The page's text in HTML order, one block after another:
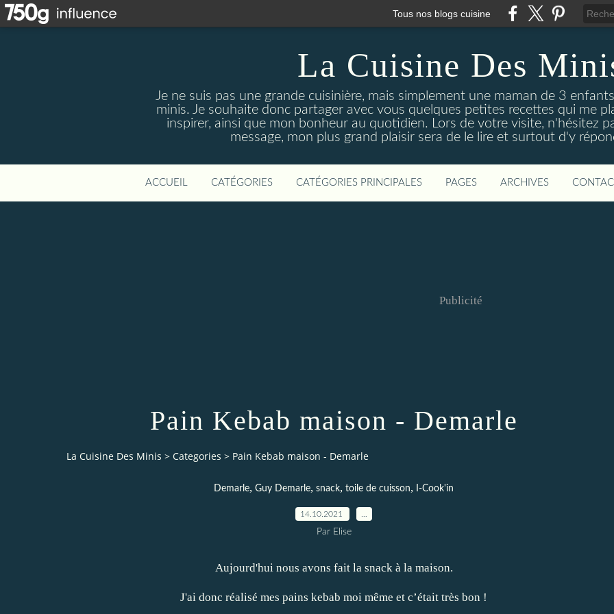
Tous nos blogs cuisine
La Cuisine Des
Je ne suis pas une grande cuisinière, mais simplement une maman de 3
minis. Je souhaite donc partager avec vous quelques petites recettes qui me
inspirer, ainsi que mon bonheur au quotidien. Lors de votre visite, n'hésitez
message, mon plus grand plaisir sera de le lire et surtout d'y
ACCUEIL CATÉGORIES CATÉGORIES PRINCIPALES PAGES ARCHIVES
Publicité
Pain Kebab maison - Demarle
La Cuisine Des Minis > Categories > Pain Kebab maison - Demarle
Demarle, Guy Demarle, snack, toile de cuisson, I-Cook'in
14.10.2021
Par Elise
Aujourd'hui nous avons fait la snack à la maison.
J'ai donc réalisé mes pains kebab moi même et c’était très bon !